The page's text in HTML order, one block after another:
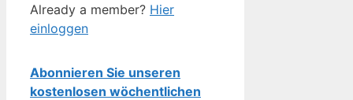
Already a member? Hier
einloggen
Abonnieren Sie unseren
kostenlosen wöchentlichen